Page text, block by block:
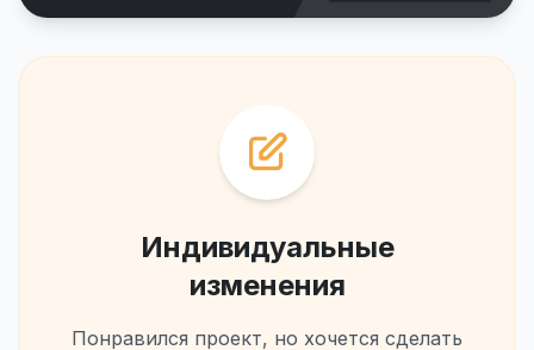
Индивидуальные
изменения
Понравился проект, но хочется сделать